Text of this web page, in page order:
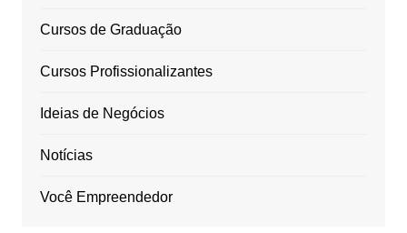
Cursos de Graduação
Cursos Profissionalizantes
Ideias de Negócios
Notícias
Você Empreendedor